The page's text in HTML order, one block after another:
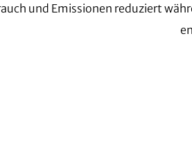
und Emissionen reduziert